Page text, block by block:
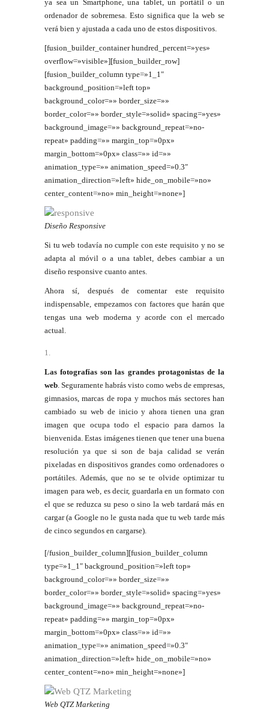
ya sea un Smartphone, una tablet, un portátil o un
ordenador de sobremesa. Esto significa que la web se
verá bien y ajustada a cada uno de estos dispositivos.
[fusion_builder_container hundred_percent=»yes»
overflow=»visible»][fusion_builder_row]
[fusion_builder_column type=»1_1″
background_position=»left top»
background_color=»» border_size=»»
border_color=»» border_style=»solid» spacing=»yes»
background_image=»» background_repeat=»no-
repeat» padding=»» margin_top=»0px»
margin_bottom=»0px» class=»» id=»»
animation_type=»» animation_speed=»0.3″
animation_direction=»left» hide_on_mobile=»no»
center_content=»no» min_height=»none»]
Diseño Responsive
Si tu web todavía no cumple con este requisito y no se
adapta al móvil o a una tablet, debes cambiar a un
diseño responsive cuanto antes.
Ahora sí, después de comentar este requisito
indispensable, empezamos con factores que harán que
tengas una web moderna y acorde con el mercado
actual.
Las fotografías son las grandes protagonistas de la
web. Seguramente habrás visto como webs de empresas,
gimnasios, marcas de ropa y muchos más sectores han
cambiado su web de inicio y ahora tienen una gran
imagen que ocupa todo el espacio para darnos la
bienvenida. Estas imágenes tienen que tener una buena
resolución ya que si son de baja calidad se verán
pixeladas en dispositivos grandes como ordenadores o
portátiles. Además, que no se te olvide optimizar tu
imagen para web, es decir, guardarla en un formato con
el que se reduzca su peso o sino la web tardará más en
cargar (a Google no le gusta nada que tu web tarde más
de cinco segundos en cargarse).
[/fusion_builder_column][fusion_builder_column
type=»1_1″ background_position=»left top»
background_color=»» border_size=»»
border_color=»» border_style=»solid» spacing=»yes»
background_image=»» background_repeat=»no-
repeat» padding=»» margin_top=»0px»
margin_bottom=»0px» class=»» id=»»
animation_type=»» animation_speed=»0.3″
animation_direction=»left» hide_on_mobile=»no»
center_content=»no» min_height=»none»]
Web QTZ Marketing